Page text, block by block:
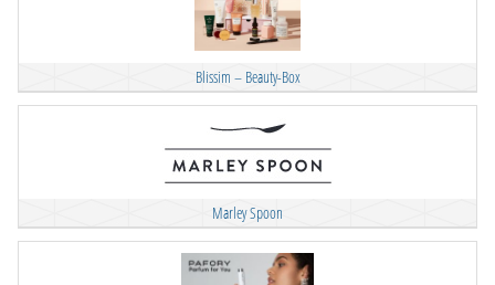
Blissim – Beauty-Box
Marley Spoon